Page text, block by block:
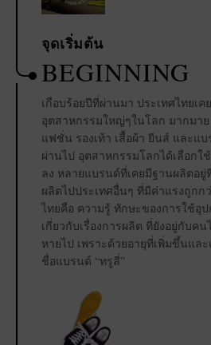
จุดเริ่มต้น
BEGINNING
เกือบร้อยปีที่ผ่านมา ประเทศไทยเ
อุตสาหกรรมใหญ่ๆในโลก มากมา
แฟชั่น รองเท้า เสื้อผ้า ยีนส์ และแบ
ผ่านไป อุตสาหกรรมโลกได้เลือกใ
ลง หลายแบรนด์ที่เคยมีฐานผลิตอยู่
ผลิตไปประเทศอื่นๆ ที่มีค่าแรงถูกก
ไทยคือ ความรู้ ทักษะของการใช้อุ
เกี่ยวกับเรื่องการผลิต ที่ยังอยู่กับค
หายไป เพราะด้วยอายุที่เพิ่มขึ้นแล
ชื่อแบรนด์ “ทรูลี่”